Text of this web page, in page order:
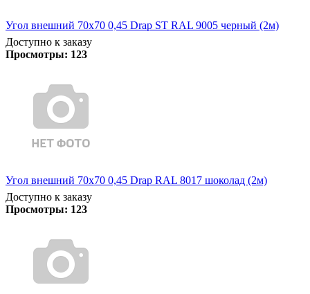
Угол внешний 70х70 0,45 Drap ST RAL 9005 черный (2м)
Доступно к заказу
Просмотры: 123
Угол внешний 70х70 0,45 Drap RAL 8017 шоколад (2м)
Доступно к заказу
Просмотры: 123